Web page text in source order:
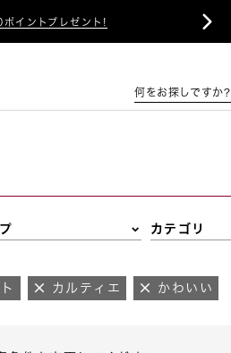
イントプレゼント! 
何をお探しですか?
カテゴリ
カルティエ かわいい